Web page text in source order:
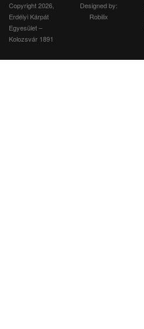
Copyright 2026,
Erdélyi Kárpát
Egyesület –
Kolozsvár 1891
Designed by:
Robilix